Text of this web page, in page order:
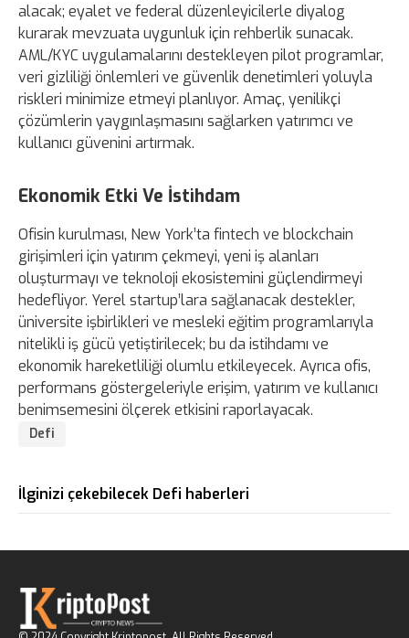
alacak; eyalet ve federal düzenleyicilerle diyalog
kurarak mevzuata uygunluk için rehberlik sunacak.
AML/KYC uygulamalarını destekleyen pilot programlar,
veri gizliliği önlemleri ve güvenlik denetimleri yoluyla
riskleri minimize etmeyi planlıyor. Amaç, yenilikçi
çözümlerin yaygınlaşmasını sağlarken yatırımcı ve
kullanıcı güvenini artırmak.
Ekonomik Etki Ve İstihdam
Ofisin kurulması, New York’ta fintech ve blockchain
girişimleri için yatırım çekmeyi, yeni iş alanları
oluşturmayı ve teknoloji ekosistemini güçlendirmeyi
hedefliyor. Yerel startup’lara sağlanacak destekler,
üniversite işbirlikleri ve mesleki eğitim programlarıyla
nitelikli iş gücü yetiştirilecek; bu da istihdamı ve
ekonomik hareketliliği olumlu etkileyecek. Ayrıca ofis,
performans göstergeleriyle erişim, yatırım ve kullanıcı
benimsemesini ölçerek etkisini raporlayacak.
Defi
İlginizi çekebilecek Defi haberleri